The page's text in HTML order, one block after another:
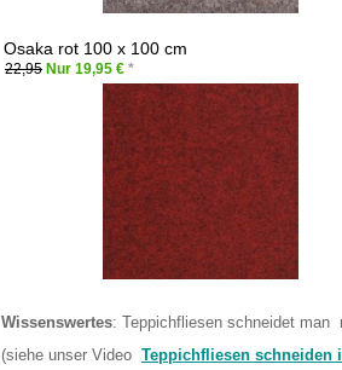
Osaka rot 100 x 100 cm
22,95 Nur 19,95 € *
Wissenswertes: Teppichfliesen schneidet man
(siehe unser Video Teppichfliesen schneiden